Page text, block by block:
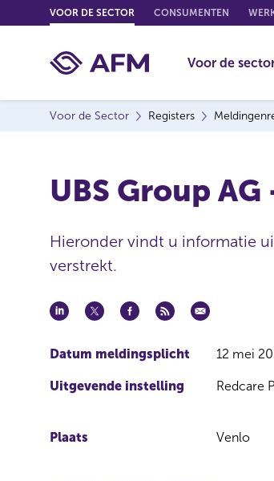
o
o
VOOR DE SECTOR CONSUMENTEN
Voor de
Voor de Sector Registers
UBS Group
Hieronder vindt u informatie
verstrekt.
Datum meldingsplicht 12 mei
Uitgevende instelling Redcare
Plaats Venlo